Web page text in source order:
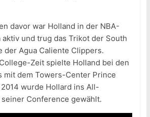
davor war Holland in der NBA-
und trug das Trikot der South
der Agua Caliente Clippers.
Zeit spielte Holland bei den
mit dem Towers-Center Prince
wurde Hollard ins All-
Conference gewählt.